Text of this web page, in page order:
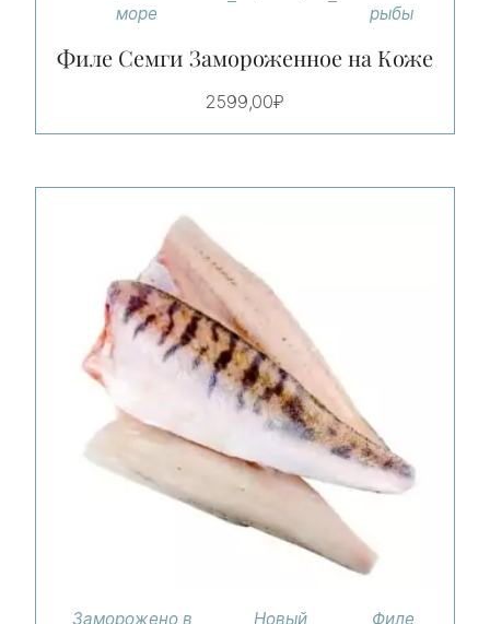
море
рыбы
Филе Семги Замороженное на Коже
2599,00₽
Заморожено в Новый Филе